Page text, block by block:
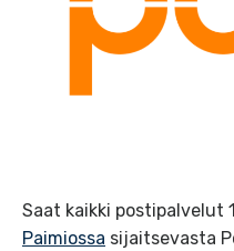
Saat kaikki postipalvelut
Paimiossa sijaitsevasta